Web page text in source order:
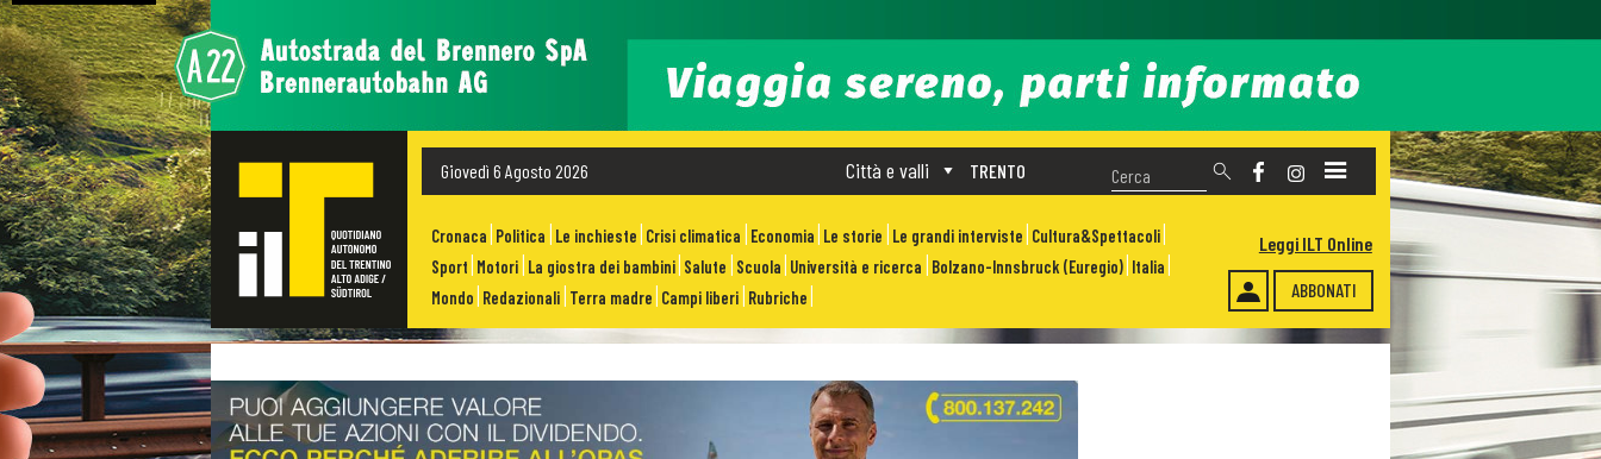
Giovedì 6 Agosto 2026 TRENTO
Città e valli
Cronaca Politica Le inchieste Crisi climatica Economia Le storie Le grandi interviste Cultura&Spettacoli
Sport Motori La giostra dei bambini Salute Scuola Università e ricerca Bolzano-Innsbruck (Euregio) Italia
Mondo Redazionali Terra madre Campi liberi Rubriche ABBONATI
Leggi ILT Online